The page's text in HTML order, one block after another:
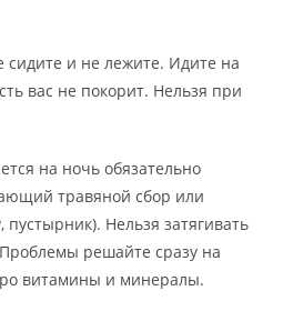
сидите и не лежите. Идите на
вас не покорит. Нельзя при
на ночь обязательно
травяной сбор или
пустырник). Нельзя затягивать
решайте сразу на
витамины и минералы.